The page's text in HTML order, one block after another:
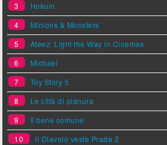
3
Hokum
4
Minions & Monsters
5
Ateez: Light the Way in Cinemas
6
Michael
7
Toy Story 5
8
Le città di pianura
9
Il bene comune
10
Il Diavolo veste Prada 2